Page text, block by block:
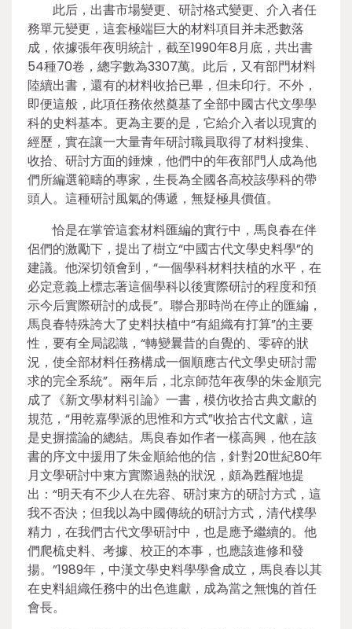
此后，出書市場變更、研討格式變更、介入者任
務單元變更，這套極端巨大的材料項目并未悉數落
成，依據張年夜明統計，截至1990年8月底，共出書
54種70卷，總字數為3307萬。此后，又有部門材料
陸續出書，還有的材料收拾已畢，但未印行。不外，
即便這般，此項任務依然奠基了全部中國古代文學學
科的史料基本。更為主要的是，它給介入者以現實的
經歷，實在讓一大量青年研討職員取得了材料搜集、
收拾、研討方面的錘煉，他們中的年夜部門人成為他
們所編選範疇的專家，生長為全國各高校該學科的帶
頭人。這種研討風氣的傳遞，無疑極具價值。
恰是在掌管這套材料匯編的實行中，馬良春在伴
侶們的激勵下，提出了樹立“中國古代文學史料學”的
建議。他深切領會到，“一個學科材料扶植的水平，在
必定意義上標志著這個學科以後實際研討的程度和預
示今后實際研討的成長”。聯合那時尚在停止的匯編，
馬良春特殊誇大了史料扶植中“有組織有打算”的主要
性，要有全局認識，“轉變曩昔的自覺的、零碎的狀
況，使全部材料任務構成一個順應古代文學史研討需
求的完全系統”。兩年后，北京師范年夜學的朱金順完
成了《新文學材料引論》一書，模仿收拾古典文獻的
規范，“用乾嘉學派的思惟和方式”收拾古代文獻，這
是史摒擋論的總結。馬良春如作者一樣高興，他在該
書的序文中援用了朱金順給他的信，針對20世紀80年
月文學研討中東方實際過熱的狀況，頗為甦醒地提
出：“明天有不少人在先容、研討東方的研討方式，這
我不否決；但我以為中國傳統的研討方式，清代樸學
精力，在我們古代文學研討中，也是應予繼續的。他
們爬梳史料、考據、校正的本事，也應該進修和發
揚。”1989年，中漢文學史料學學會成立，馬良春以其
在史料組織任務中的出色進獻，成為當之無愧的首任
會長。